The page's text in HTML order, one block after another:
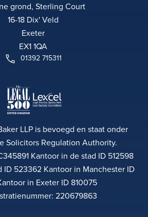
grond, Sterling Court
16-18 Dix' Veld
Exeter
EX1 1QA
01392 715311
LLP is bevoegd en staat onder
Solicitors Regulation Authority.
Kantoor in de stad ID 512598
ID 523362 Kantoor in Manchester ID
in Exeter ID 810075
220679863